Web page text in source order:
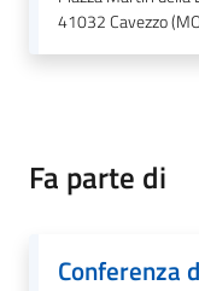
su
41032Cavezzo
Fa parte di
Conferenza